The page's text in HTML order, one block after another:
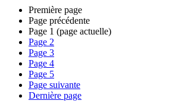
Première page
Page précédente
Page 1 (page actuelle)
Page 2
Page 3
Page 4
Page 5
Page suivante
Dernière page